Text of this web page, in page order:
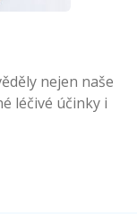
nejen naše
léčivé účinky i